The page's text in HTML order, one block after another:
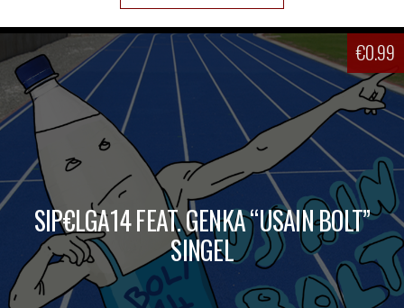
€0.99
SIP€LGA14 FEAT. GENKA “USAIN BOLT”
SINGEL